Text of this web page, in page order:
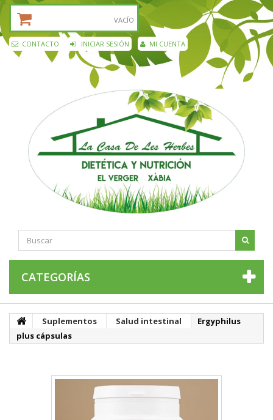
VACÍO
CONTACTO INICIAR SESIÓN MI CUENTA
CATEGORÍAS
Suplementos Salud intestinal
Ergyphilus
plus cápsulas